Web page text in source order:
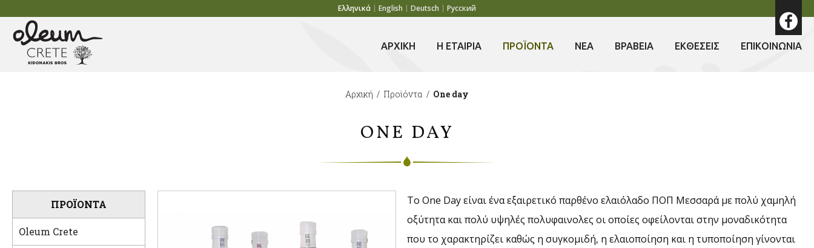
Ελληνικά English Deutsch Русский
ΑΡΧΙΚΗ Η ΕΤΑΙΡΙΑ ΠΡΟΪΟΝΤΑ ΝΕΑ ΒΡΑΒΕΙΑ ΕΚΘΕΣΕΙΣ ΕΠΙΚΟΙΝΩΝΙΑ
Αρχική / Προϊόντα / One day
ONE DAY
ΠΡΟΪΟΝΤΑ
Oleum Crete
Το One Day είναι ένα εξαιρετικό παρθένο ελαιόλαδο ΠΟΠ Μεσσαρά με πολύ χαμηλή
οξύτητα και πολύ υψηλές πολυφαινολες οι οποίες οφείλονται στην μοναδικότητα
που το χαρακτηρίζει καθώς η συγκομιδή, η ελαιοποίηση και η τυποποίηση γίνονται